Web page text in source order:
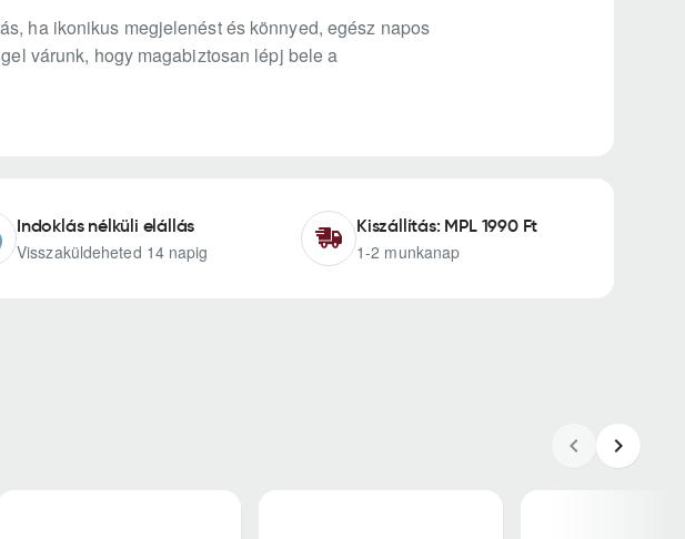
ha ikonikus megjelenést és könnyed, egész napos
várunk, hogy magabiztosan lépj bele a
Indoklás nélküli elállás
Visszaküldeheted 14 napig
Kiszállítás: MPL 1990 Ft
1-2 munkanap